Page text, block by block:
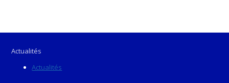
Actualités
Actualités